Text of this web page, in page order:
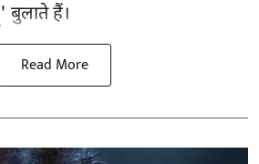
बुलाते हैं।
Read More